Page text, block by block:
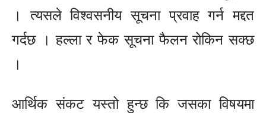
। त्यसले विश्वसनीय सूचना प्रवाह गर्न मद्दत
गर्दछ । हल्ला र फेक सूचना फैलन रोकिन सक्छ
।
आर्थिक संकट यस्तो हुन्छ कि जसका विषयमा